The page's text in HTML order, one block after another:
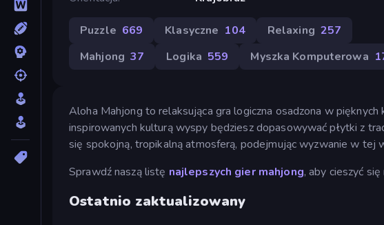
Puzzle 669 Klasyczne 104 Relaxing 257
Mahjong 37 Logika 559 Myszka Komputerowa
Aloha Mahjong to relaksująca gra logiczna osadzona w
inspirowanych kulturą wyspy będziesz dopasowywać płytki z
się spokojną, tropikalną atmosferą, podejmując wyzwanie w tej
Sprawdź naszą listę najlepszych gier mahjong, aby cieszyć
Ostatnio zaktualizowany